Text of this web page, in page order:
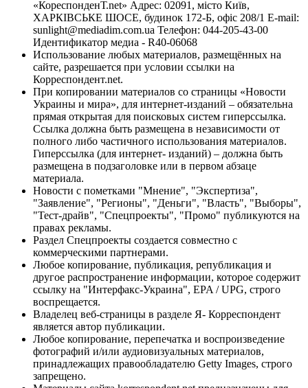
«КореспонденТ.net» Адрес: 02091, місто Київ,
ХАРКІВСЬКЕ ШОСЕ, будинок 172-Б, офіс 208/1 E-mail:
sunlight@mediadim.com.ua Телефон: 044-205-43-00
Идентификатор медиа - R40-06068
Использование любых материалов, размещённых на
сайте, разрешается при условии ссылки на
Корреспондент.net.
При копировании материалов со страницы «Новости
Украины и мира», для интернет-изданий – обязательна
прямая открытая для поисковых систем гиперссылка.
Ссылка должна быть размещена в независимости от
полного либо частичного использования материалов.
Гиперссылка (для интернет- изданий) – должна быть
размещена в подзаголовке или в первом абзаце
материала.
Новости с пометками "Мнение", "Экспертиза",
"Заявление", "Регионы", "Деньги", "Власть", "Выборы",
"Тест-драйв", "Спецпроекты", "Промо" публикуются на
правах рекламы.
Раздел Спецпроекты создается совместно с
коммерческими партнерами.
Любое копирование, публикация, републикация и
другое распространение информации, которое содержит
ссылку на "Интерфакс-Украина", EPA / UPG, строго
воспрещается.
Владелец веб-страницы в разделе Я- Корреспондент
является автор публикации.
Любое копирование, перепечатка и воспроизведение
фотографий и/или аудиовизуальных материалов,
принадлежащих правообладателю Getty Images, строго
запрещено.